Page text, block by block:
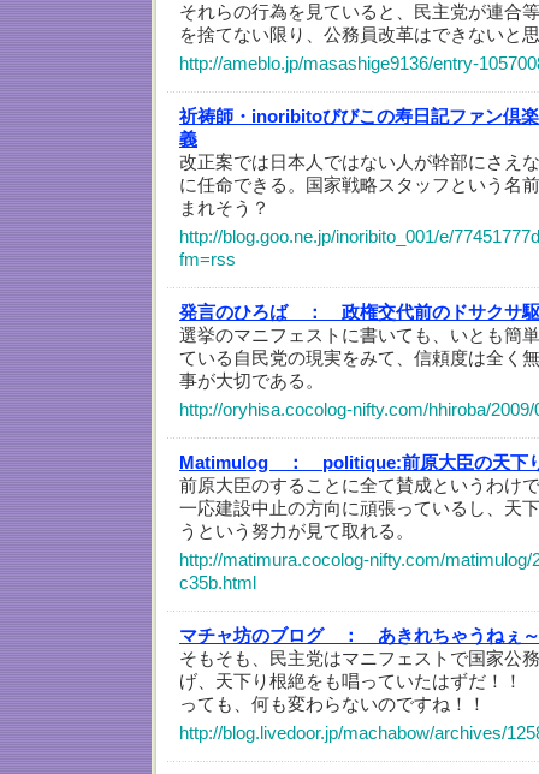
それらの行為を見ていると、民主党が連合
を捨てない限り、公務員改革はできないと
http://ameblo.jp/masashige9136/entry-
祈祷師・inoribitoびびこの寿日記ファン倶
義
改正案では日本人ではない人が幹部にさえ
に任命できる。国家戦略スタッフという名
まれそう？
http://blog.goo.ne.jp/inoribito_001/e/
fm=rss
発言のひろば ：
政権交代前のドサクサ
選挙のマニフェストに書いても、いとも簡
ている自民党の現実をみて、信頼度は全く
事が大切である。
http://oryhisa.cocolog-nifty.com/hhiroba/
Matimulog ：
politique:前原大臣の天下
前原大臣のすることに全て賛成というわけ
一応建設中止の方向に頑張っているし、天
うという努力が見て取れる。
http://matimura.cocolog-nifty.com/matimulog/
c35b.html
マチャ坊のブログ ：
あきれちゃうねぇ～
そもそも、民主党はマニフェストで国家公
げ、天下り根絶をも唱っていたはずだ！！
っても、何も変わらないのですね！！
http://blog.livedoor.jp/machabow/archives/